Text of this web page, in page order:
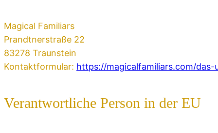
Magical Familiars
Prandtnerstraße 22
83278 Traunstein
Kontaktformular: https://magicalfamiliars.com/das-
Verantwortliche Person in der EU